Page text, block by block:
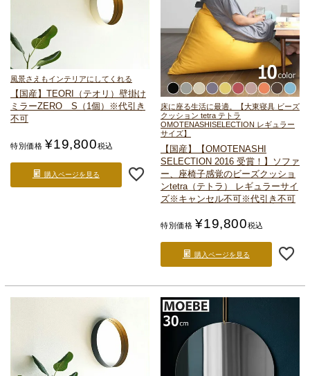
風景さえもインテリアにしてくれる
【国産】TEORI（テオリ） 壁掛け
ミラーZERO S（1個）
※代引き
不可
特別価格 ¥19,800税込
購入ページを見る
床に座る生活に最適。
【大東寝具 ビーズ
クッション tetra テトラ
OMOTENASHISELECTION レギュラー
サイズ】
【国産】【OMOTENASHI
SELECTION 2016 受賞！】
ソファ
ー、座椅子感覚のビーズクッショ
ンtetra（テトラ） レギュラーサイ
ズ※キャンセル不可※代引き不可
特別価格 ¥19,800税込
購入ページを見る